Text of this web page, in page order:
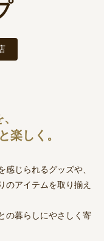
楽しく。
感じられるグッズや、
のアイテムを取り揃え
の暮らしにやさしく寄